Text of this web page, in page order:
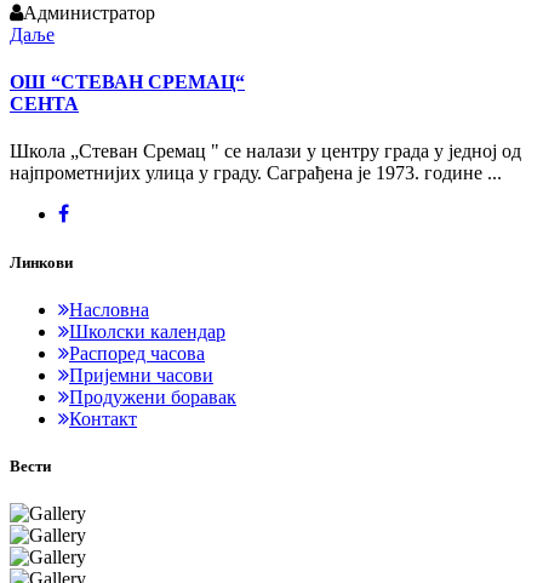
Администратор
Даље
ОШ “СТЕВАН СРЕМАЦ“
СЕНТА
Школа „Стеван Сремац " се налази у центру града у једној од
најпрометнијих улица у граду. Саграђена је 1973. године ...
Линкови
Насловна
Школски календар
Распоред часова
Пријемни часови
Продужени боравак
Контакт
Вести